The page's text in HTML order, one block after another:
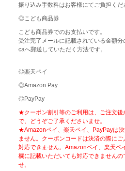
振り込み手数料はお客様にてご負担くだ
◎こども商品券
こども商品券でのお支払いです。
受注完了メールに記載されている金額
caへ郵送していただく方法です。
◎楽天ペイ
◎Amazon Pay
◎PayPay
★クーポン割引等のご利用は、ご注文後
で、どうぞご了承くださいませ。
★Amazonペイ、楽天ペイ、PayPayは
ません。クーポンコードは決済の際に
対応できません。Amazonペイ、楽天ペ
欄に記載いただいても対応できませんの
せ。